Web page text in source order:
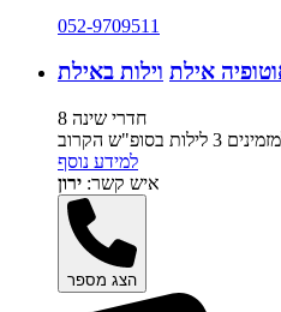
052-9709511
אילת וילות באילת
8 חדרי שינה
למידע נוסף
איש קשר: ירון
הצג מספר